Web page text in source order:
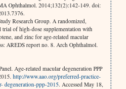
Ophthalmol. 2014;132(2):142-149. doi:
Research Group. A randomized,
of high-dose supplementation with
and zinc for age-related macular
AREDS report no. 8. Arch Ophthalmol.
Age-related macular degeneration PPP
http://www.aao.org/preferred-practice-
degeneration-ppp-2015. Accessed May 18,